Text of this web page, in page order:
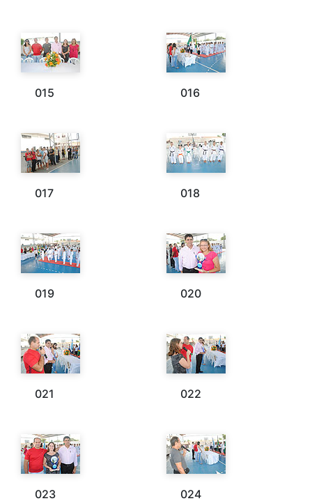
015 016
017 018
019 020
021 022
023 024